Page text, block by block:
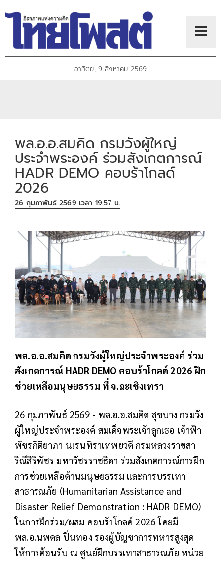
อาทิตย์, 9 สิงหาคม 2569
พล.อ.อ.สมคิด กรมวังผู้ใหญ่
ประจำพระองค์ ร่วมสังเกตการณ์
HADR DEMO คอบร้าโกลด์
2026
26 กุมภาพันธ์ 2569 เวลา 19:57 น.
พล.อ.อ.สมคิด กรมวังผู้ใหญ่ประจำพระองค์ ร่วม
สังเกตการณ์ HADR DEMO คอบร้าโกลด์ 2026 ฝึก
ช่วยเหลือมนุษยธรรม ที่ จ.ฉะเชิงเทรา
26 กุมภาพันธ์ 2569 - พล.อ.อ.สมคิด สุขบาง กรมวัง
ผู้ใหญ่ประจำพระองค์ สมเด็จพระเจ้าลูกเธอ เจ้าฟ้า
พัชรกิติยาภา นเรนทิราเทพยวดี กรมหลวงราชสา
ริณีสิริพัชร มหาวัชรราชธิดา ร่วมสังเกตการณ์การฝึก
การช่วยเหลือด้านมนุษยธรรม และการบรรเทา
สาธารณภัย (Humanitarian Assistance and
Disaster Relief Demonstration : HADR DEMO)
ในการฝึกร่วม/ผสม คอบร้าโกลด์ 2026 โดยมี
พล.อ.นพดล ปิ่นทอง รองผู้บัญชาการทหารสูงสุด
ให้การต้อนรับ ณ ศูนย์ฝึกบรรเทาสาธารณภัย หน่วย